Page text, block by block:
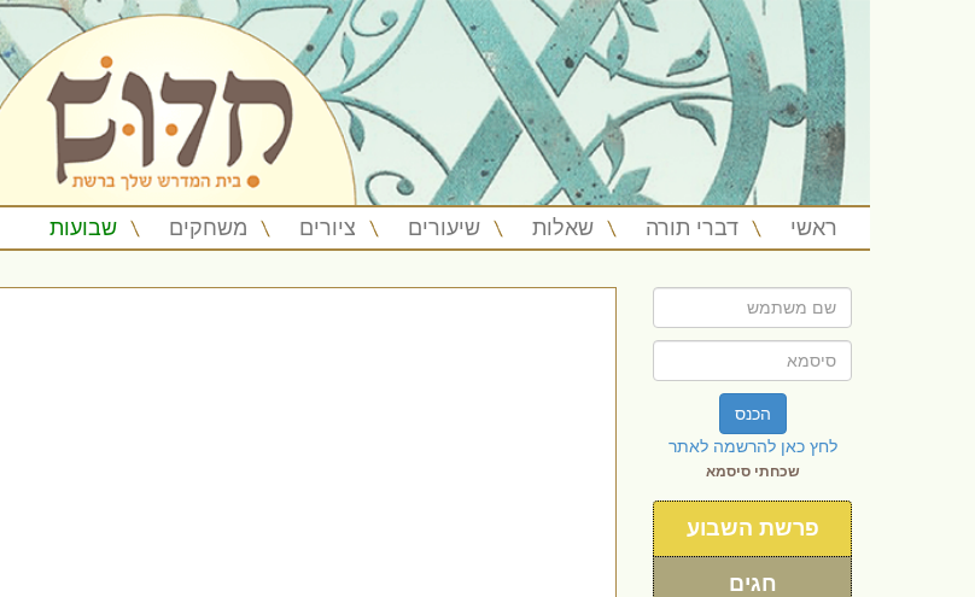
ראשי דברי תורה שאלות שיעורים ציורים משחקים שבועות
הכנס
לחץ כאן להרשמה לאתר
שכחתי סיסמא
פרשת השבוע
חגים